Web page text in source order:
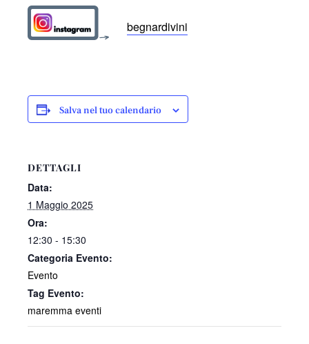
begnardivini
Salva nel tuo calendario
DETTAGLI
Data:
1 Maggio 2025
Ora:
12:30 - 15:30
Categoria Evento:
Evento
Tag Evento:
maremma eventi